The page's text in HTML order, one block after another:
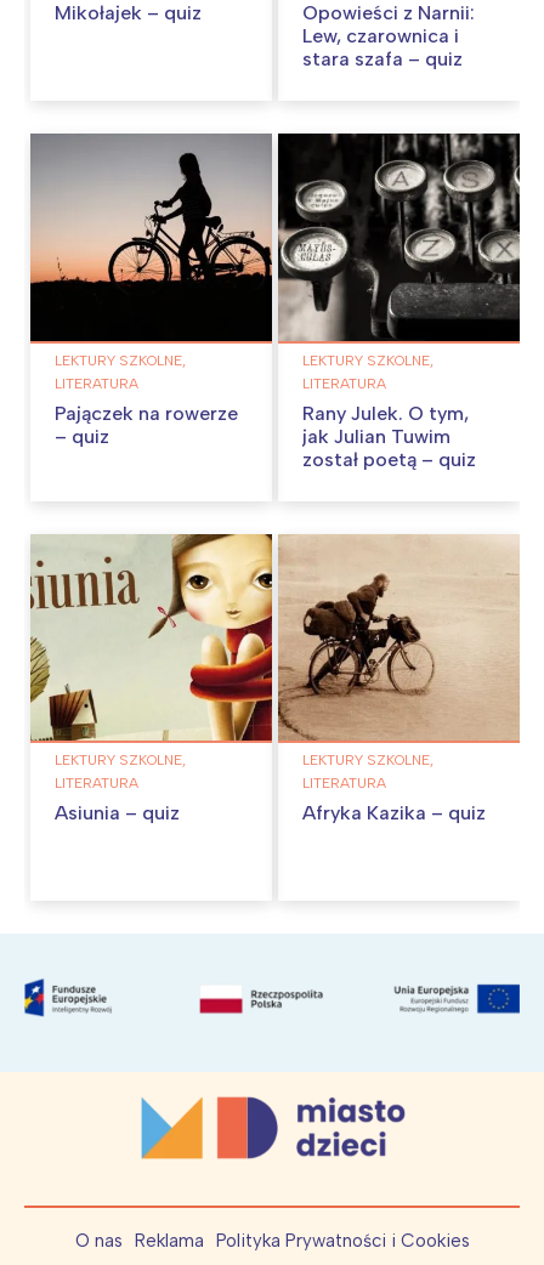
Mikołajek – quiz
Opowieści z Narnii:
Lew, czarownica i
stara szafa – quiz
LEKTURY SZKOLNE,
LITERATURA
Pajączek na rowerze
– quiz
LEKTURY SZKOLNE,
LITERATURA
Rany Julek. O tym,
jak Julian Tuwim
został poetą – quiz
LEKTURY SZKOLNE,
LITERATURA
Asiunia – quiz
LEKTURY SZKOLNE,
LITERATURA
Afryka Kazika – quiz
O nas Reklama Polityka Prywatności i Cookies